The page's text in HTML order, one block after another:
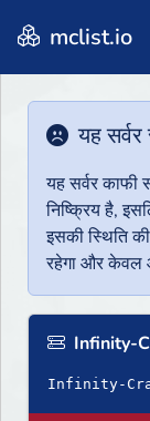
mclist.io
यह
यह सर्वर
निष्क्रिय है,
इसकी स्थिति
रहेगा और केवल
Infinity-
Infinity-